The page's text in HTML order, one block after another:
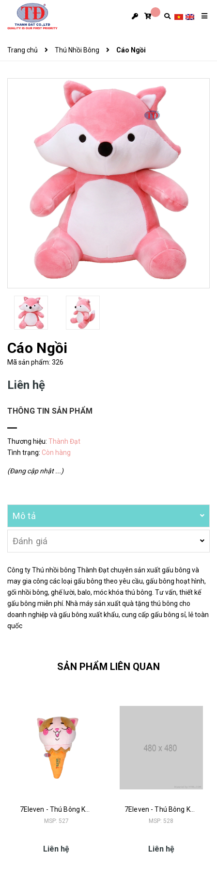
Trang chủ Thú Nhồi Bông Cáo Ngồi
Cáo Ngồi
Mã sản phẩm: 326
Liên hệ
THÔNG TIN SẢN PHẨM
Thương hiệu: Thành Đạt
Tình trạng: Còn hàng
(Đang cập nhật ...)
Mô tả
Đánh giá
Công ty Thú nhồi bông Thành Đạt chuyên sản xuất gấu bông và
may gia công các loại gấu bông theo yêu cầu, gấu bông hoạt hình,
gối nhồi bông, ghế lười, balo, móc khóa thú bông. Tư vấn, thiết kế
gấu bông miễn phí. Nhà máy sản xuất quà tặng thú bông cho
doanh nghiệp và gấu bông xuất khẩu, cung cấp gấu bông sỉ, lẻ toàn
quốc
SẢN PHẨM LIÊN QUAN
MSP: 527
Liên hệ
7Eleven - Thú Bông Kem Thỏ
MSP: 528
Liên hệ